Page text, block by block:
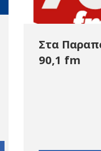
Στα
90,1 fm